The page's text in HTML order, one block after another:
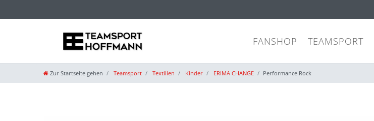
FANSHOP TEAMSPORT
Zur Startseite gehen Teamsport Textilien Kinder ERIMA CHANGE Performance Rock